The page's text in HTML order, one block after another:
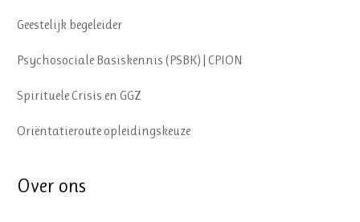
Geestelijk begeleider
Psychosociale Basiskennis (PSBK) | CPION
Spirituele Crisis en GGZ
Oriëntatieroute opleidingskeuze
Over ons